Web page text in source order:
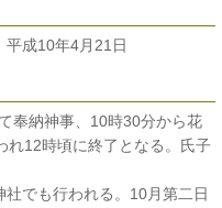
成10年4月21日
奉納神事、10時30分から花
れ12時頃に終了となる。氏子
でも行われる。10月第二日